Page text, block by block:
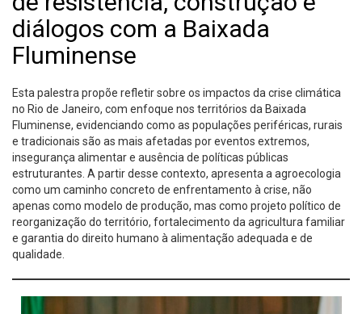
diálogos com a Baixada
Fluminense
Esta palestra propõe refletir sobre os impactos da crise climática
no Rio de Janeiro, com enfoque nos territórios da Baixada
Fluminense, evidenciando como as populações periféricas, rurais
e tradicionais são as mais afetadas por eventos extremos,
insegurança alimentar e ausência de políticas públicas
estruturantes. A partir desse contexto, apresenta a agroecologia
como um caminho concreto de enfrentamento à crise, não
apenas como modelo de produção, mas como projeto político de
reorganização do território, fortalecimento da agricultura familiar
e garantia do direito humano à alimentação adequada e de
qualidade.